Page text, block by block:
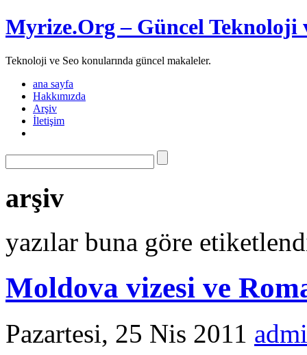
Myrize.Org – Güncel Teknoloji
Teknoloji ve Seo konularında güncel makaleler.
ana sayfa
Hakkımızda
Arşiv
İletişim
arşiv
yazılar buna göre
Moldova vizesi ve
Pazartesi, 25 Nis 2011